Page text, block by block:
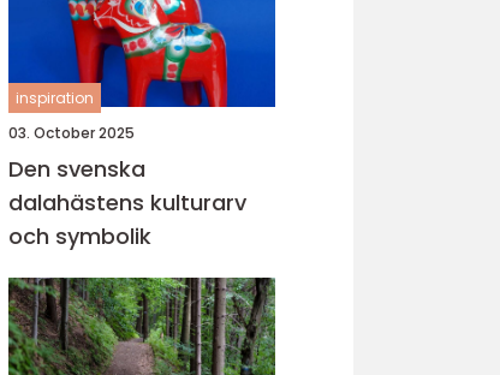
inspiration
03. October 2025
Den svenska
dalahästens kulturarv
och symbolik